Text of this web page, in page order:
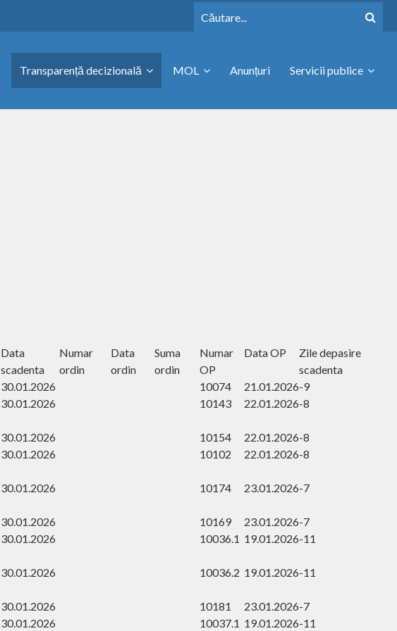
Transparență decizională MOL Anunțuri Servicii publice
Data
scadenta
Numar
ordin
Data
ordin
Suma
ordin
Numar
OP
Data OP
Zile depasire
scadenta
30.01.2026 10074 21.01.2026-9
30.01.2026 10143 22.01.2026-8
30.01.2026 10154 22.01.2026-8
30.01.2026 10102 22.01.2026-8
30.01.2026 10174 23.01.2026-7
30.01.2026 10169 23.01.2026-7
30.01.2026 10036.1 19.01.2026-11
30.01.2026 10036.2 19.01.2026-11
30.01.2026 10181 23.01.2026-7
30.01.2026 10037.1 19.01.2026-11